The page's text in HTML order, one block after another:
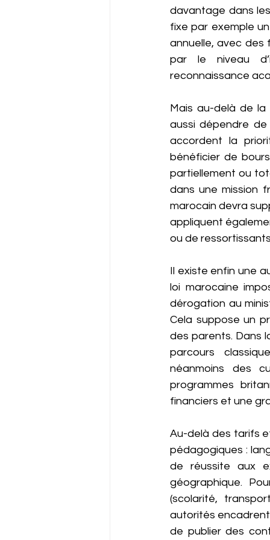
davantage dans
fixe par exemple
annuelle, avec des
par le niveau
reconnaissance
Mais au-delà de la
aussi dépendre de
accordent la
bénéficier de
partiellement ou
dans une mission
marocain devra
appliquent
ou de
Il existe enfin une
loi marocaine
dérogation au
Cela suppose un
des parents. Dans
parcours
néanmoins des
programmes
financiers et une
Au-delà des tarifs
pédagogiques :
de réussite aux
géographique.
(scolarité,
autorités
de publier des